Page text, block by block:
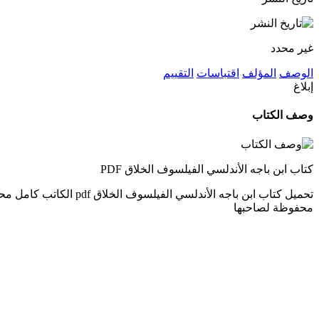
غير محدد
الوصف المؤلف اقتباسات التقييم
إبلاغ
وصف الكتاب
كتاب ابن باجه الأندلسي الفيلسوف الخلاق PDF
محفوظة لصاحبها